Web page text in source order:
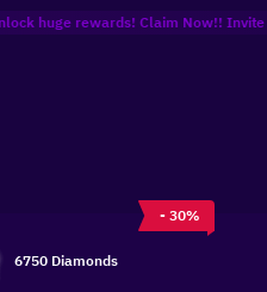
rewards! Claim Now!! Invite 1
- 30%
6750 Diamonds